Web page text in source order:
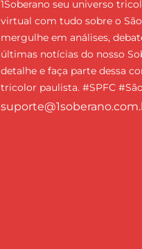
1Soberano seu universo
virtual com tudo sobre o
mergulhe em análises,
últimas notícias do nosso
detalhe e faça parte dessa
tricolor paulista. #SPFC